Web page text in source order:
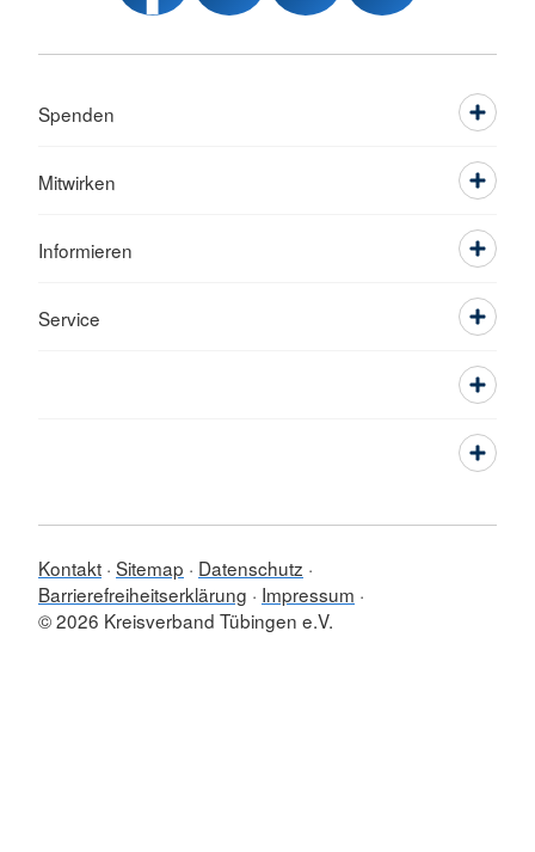
Spenden
Mitwirken
Informieren
Service
Kontakt Sitemap
Datenschutz
Barrierefreiheitserklärung
Impressum
© 2026 Kreisverband Tübingen e.V.